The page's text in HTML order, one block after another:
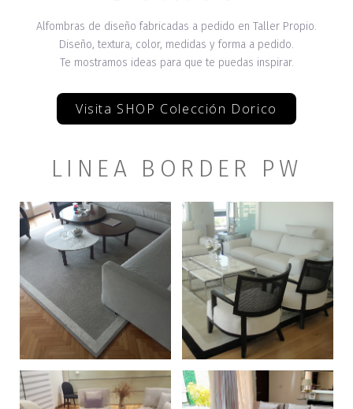
Alfombras de diseño fabricadas a pedido en Taller Propio.
Diseño, textura, color, medidas y forma a pedido.
Te mostramos ideas para que te puedas inspirar.
Visita SHOP Colección Dorico
LINEA BORDER PW
+ +
+ +